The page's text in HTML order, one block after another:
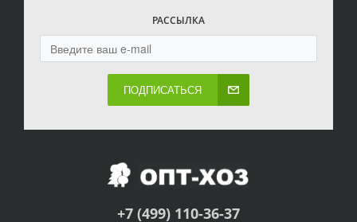
РАССЫЛКА
ПОДПИСАТЬСЯ
+7 (499) 110-36-37